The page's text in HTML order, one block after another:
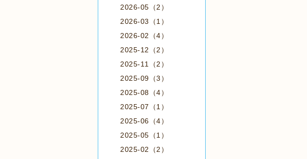
2026-05（2）
2026-03（1）
2026-02（4）
2025-12（2）
2025-11（2）
2025-09（3）
2025-08（4）
2025-07（1）
2025-06（4）
2025-05（1）
2025-02（2）